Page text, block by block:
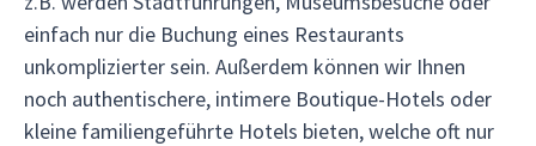
einfach nur die Buchung eines Restaurants
unkomplizierter sein. Außerdem können wir Ihnen
noch authentischere, intimere Boutique-Hotels oder
kleine familiengeführte Hotels bieten, welche oft nur